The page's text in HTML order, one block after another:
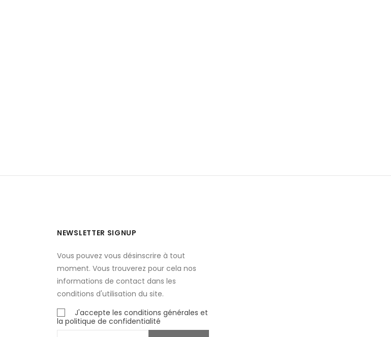
NEWSLETTER SIGNUP
Vous pouvez vous désinscrire à tout
moment. Vous trouverez pour cela nos
informations de contact dans les
conditions d'utilisation du site.
J'accepte les conditions générales et
la politique de confidentialité